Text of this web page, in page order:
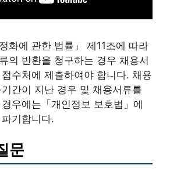
화에 관한 법률」 제11조에 따라
의 반환을 청구하는 경우 채용서
수처에 제출하여야 합니다. 채용
간이 지난 경우 및 채용서류를
우에는「개인정보 보호법」에
기합니다.
문